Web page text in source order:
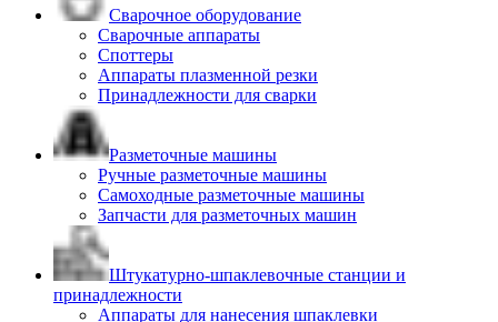
Сварочное оборудование
Сварочные аппараты
Споттеры
Аппараты плазменной резки
Принадлежности для сварки
Разметочные машины
Ручные разметочные машины
Самоходные разметочные машины
Запчасти для разметочных машин
Штукатурно-шпаклевочные станции и
принадлежности
Аппараты для нанесения шпаклевки